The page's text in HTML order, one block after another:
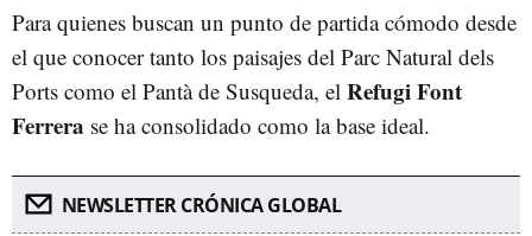
Para quienes buscan un punto de partida cómodo desde
el que conocer tanto los paisajes del Parc Natural dels
Ports como el Pantà de Susqueda, el Refugi Font
Ferrera se ha consolidado como la base ideal.
NEWSLETTER CRÓNICA GLOBAL